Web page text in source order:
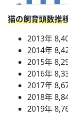
猫の飼育頭数推
2013年
2014年
2015年
2016年
2017年
2018年
2019年